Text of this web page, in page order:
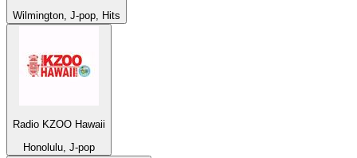
Wilmington, J-pop, Hits
Radio KZOO Hawaii
Honolulu, J-pop